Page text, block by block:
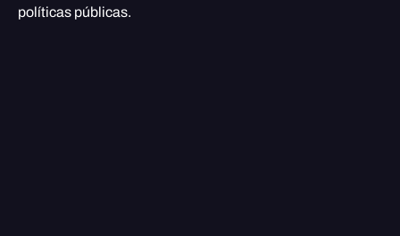
políticas públicas.